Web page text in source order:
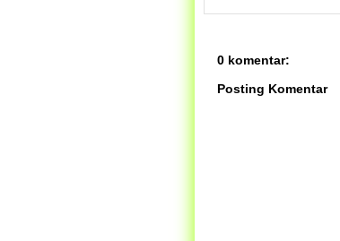
0 komentar:
Posting Komentar